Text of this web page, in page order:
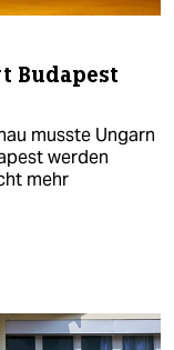
Budapest
musste Ungarn
werden
mehr